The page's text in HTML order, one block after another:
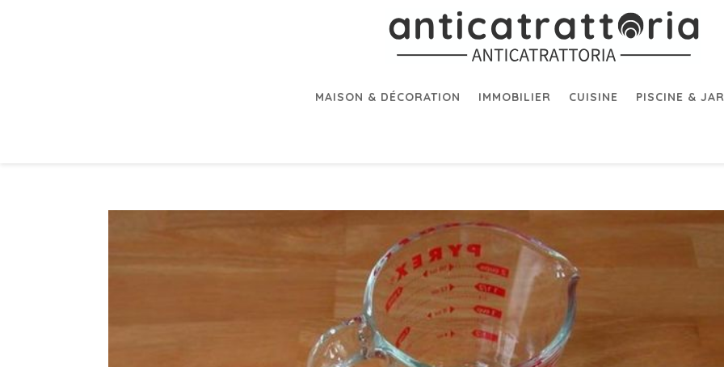
MAISON & DÉCORATION IMMOBILIER CUISINE PISCINE &